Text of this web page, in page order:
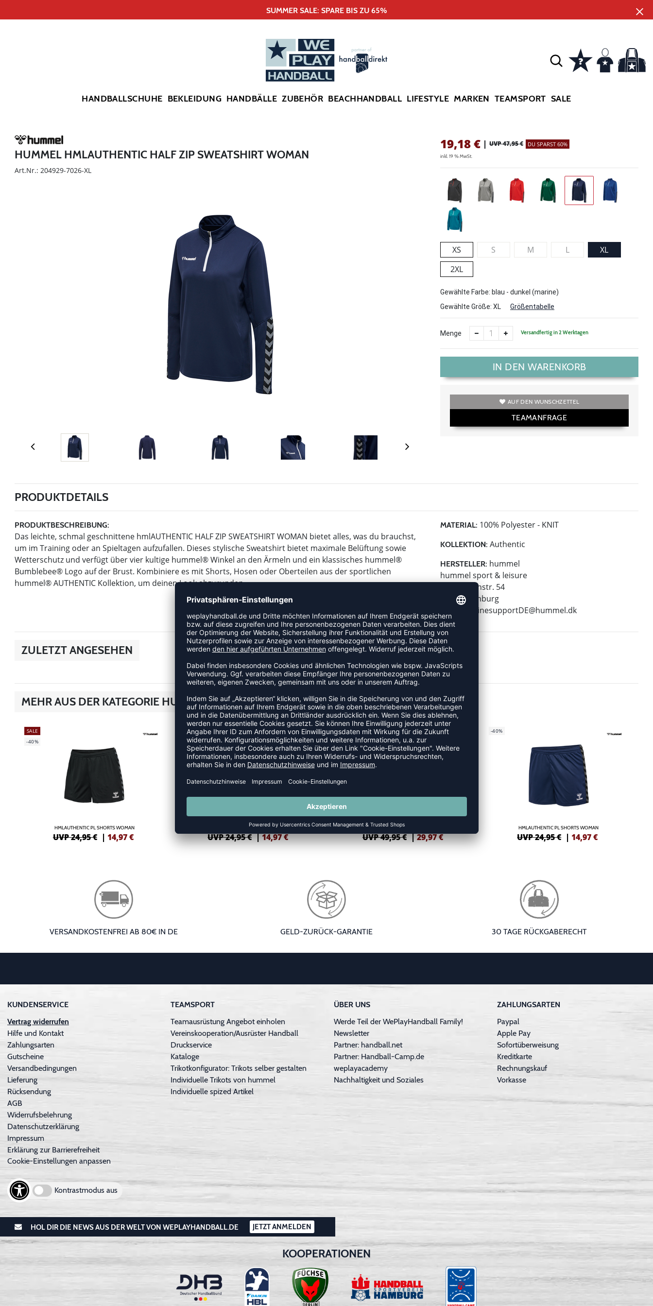
SUMMER SALE: SPARE BIS ZU 65%
HANDBALLSCHUHE BEKLEIDUNG HANDBÄLLE ZUBEHÖR BEACHHANDBALL LIFESTYLE MARKEN TEAMSPORT SALE
HUMMEL HMLAUTHENTIC HALF ZIP SWEATSHIRT WOMAN
Art.Nr.: 204929-7026-XL
19,18€ | UVP 47,95 € DU SPARST 60%
inkl. 19 % MwSt.
XS S M L
XL
2XL
Gewählte Farbe: blau - dunkel (marine)
Gewählte Größe: XL Größentabelle
Menge Versandfertig in 2 Werktagen
IN DEN WARENKORB
AUF DEN WUNSCHZETTEL
TEAMANFRAGE
PRODUKTDETAILS
PRODUKTBESCHREIBUNG:
Das leichte, schmal geschnittene hmlAUTHENTIC HALF ZIP SWEATSHIRT WOMAN bietet alles, was du brauchst,
um im Training oder an Spieltagen aufzufallen. Dieses stylische Sweatshirt bietet maximale Belüftung sowie
Wetterschutz und verfügt über vier kultige hummel® Winkel an den Ärmeln und ein klassisches hummel®
Bumblebee® Logo auf der Brust. Kombiniere es mit Shorts, Hosen oder Oberteilen aus der sportlichen
hummel® AUTHENTIC Kollektion, um deinen Look abzurunden.
MATERIAL: 100% Polyester - KNIT
KOLLEKTION: Authentic
HERSTELLER: hummel
hummel sport & leisure
Leverkusenstr. 54
22761 Hamburg
onlinesupportDE@hummel.dk
ZULETZT ANGESEHEN
MEHR AUS DER KATEGORIE HUMMEL AUTHENTIC
SALE
-40%
HMLAUTHENTIC PL SHORTS WOMAN
UVP 24,95 € | 14,97€
-40%
HMLAUTHENTIC PL SHORTS
UVP 24,95 € |14,97€
-40%
HMLAUTHENTIC CO TRAINING PANTS
UVP 49,95 € |29,97€
-40%
HMLAUTHENTIC PL SHORTS WOMAN
UVP 24,95 € |14,97€
VERSANDKOSTENFREI AB 80€ IN DE GELD-ZURÜCK-GARANTIE 30 TAGE RÜCKGABERECHT
KUNDENSERVICE
Vertrag widerrufen
Hilfe und Kontakt
Zahlungsarten
Gutscheine
Versandbedingungen
Lieferung
Rücksendung
AGB
Widerrufsbelehrung
Datenschutzerklärung
Impressum
Erklärung zur Barrierefreiheit
Cookie-Einstellungen anpassen
Kontrastmodus aus
TEAMSPORT
Teamausrüstung Angebot einholen
Vereinskooperation/Ausrüster Handball
Druckservice
Kataloge
Trikotkonfigurator: Trikots selber gestalten
Individuelle Trikots von hummel
Individuelle spized Artikel
ÜBER UNS
Werde Teil der WePlayHandball Family!
Newsletter
Partner: handball.net
Partner: Handball-Camp.de
weplayacademy
Nachhaltigkeit und Soziales
ZAHLUNGSARTEN
Paypal
Apple Pay
Sofortüberweisung
Kreditkarte
Rechnungskauf
Vorkasse
HOL DIR DIE NEWS AUS DER WELT VON WEPLAYHANDBALL.DE JETZT ANMELDEN
KOOPERATIONEN